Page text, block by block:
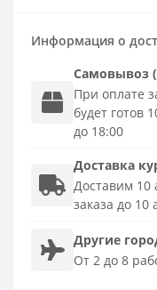
Информация о
Самовывоз
При оплате
будет готов
до 18:00
Доставка
Доставим 10
заказа до 10
Другие
От 2 до 8